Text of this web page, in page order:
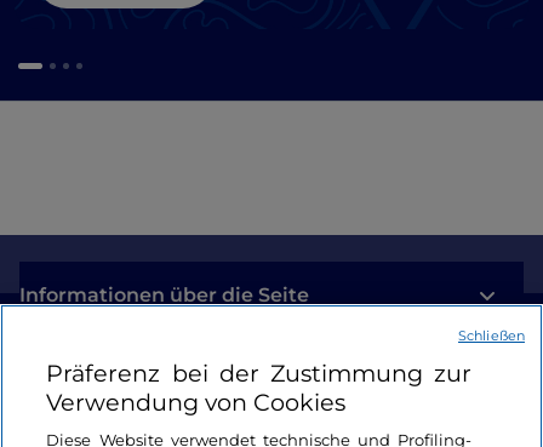
Informationen über die Seite
Nützliche Links
Login
Präferenz bei der Zustimmung zur
Verwendung von Cookies
Diese Website verwendet technische und Profiling-
Schließen